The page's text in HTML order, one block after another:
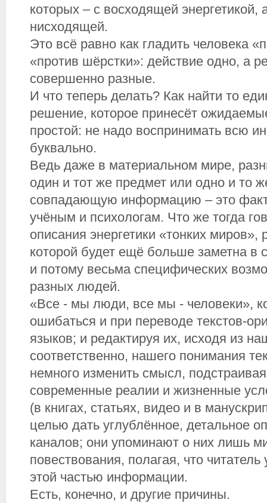
которых – с восходящей энергетикой,
нисходящей.
Это всё равно как гладить человека
«против шёрстки»: действие одно, а
совершенно разные.
И что теперь делать? Как найти то
решение, которое принесёт
простой: не надо воспринимать всю
буквально.
Ведь даже в материальном мире,
один и тот же предмет или одно и то
совпадающую информацию – это
учёным и психологам. Что же тогда
описания энергетики «тонких миров»,
которой будет ещё больше заметна в
и потому весьма специфических
разных людей.
«Все - мы люди, все мы - человеки»,
ошибаться и при переводе текстов-
языков; и редактируя их, исходя из
соответственно, нашего понимания
немного изменить смысл,
современные реалии и жизненные
(в книгах, статьях, видео и в
целью дать углублённое, детальное
каналов; они упоминают о них лишь
повествования, полагая, что
этой частью информации.
Есть, конечно, и другие причины.